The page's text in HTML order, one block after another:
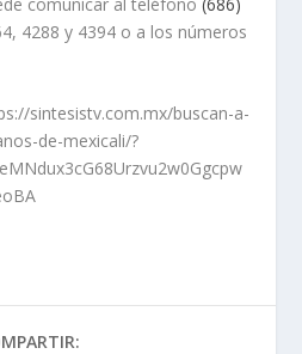
4288 y 4394 o a los números
sintesistv.com.mx/buscan-a-
de-mexicali/?